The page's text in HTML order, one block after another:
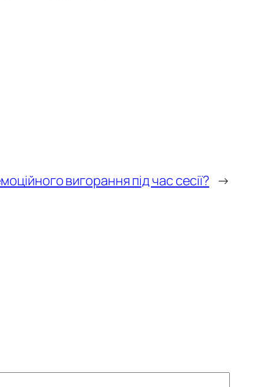
вигорання під час сесії? →